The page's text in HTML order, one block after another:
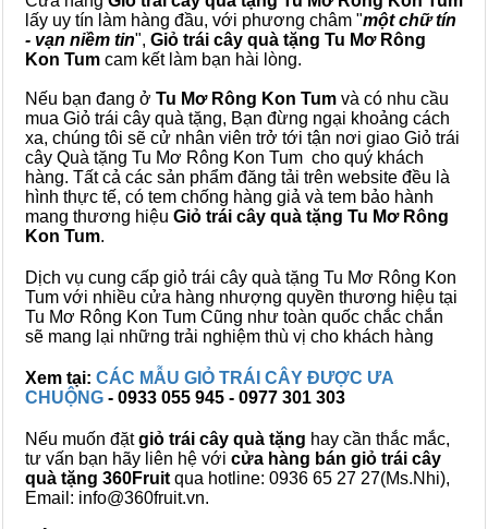
lấy uy tín làm hàng đầu, với phương châm "một chữ tín
- vạn niềm tin", Giỏ trái cây quà tặng Tu Mơ Rông
Kon Tum cam kết làm bạn hài lòng.
Nếu bạn đang ở Tu Mơ Rông Kon Tum và có nhu cầu
mua Giỏ trái cây quà tặng, Bạn đừng ngại khoảng cách
xa, chúng tôi sẽ cử nhân viên trở tới tận nơi giao Giỏ trái
cây Quà tặng Tu Mơ Rông Kon Tum cho quý khách
hàng. Tất cả các sản phẩm đăng tải trên website đều là
hình thực tế, có tem chống hàng giả và tem bảo hành
mang thương hiệu Giỏ trái cây quà tặng Tu Mơ Rông
Kon Tum.
Dịch vụ cung cấp giỏ trái cây quà tặng Tu Mơ Rông Kon
Tum với nhiều cửa hàng nhượng quyền thương hiệu tại
Tu Mơ Rông Kon Tum Cũng như toàn quốc chắc chắn
sẽ mang lại những trải nghiệm thù vị cho khách hàng
Xem tại: CÁC MẪU GIỎ TRÁI CÂY ĐƯỢC ƯA
CHUỘNG - 0933 055 945 - 0977 301 303
Nếu muốn đặtgiỏ trái cây quà tặng hay cần thắc mắc,
tư vấn bạn hãy liên hệ với cửa hàng bán giỏ trái cây
quà tặng 360Fruit qua hotline: 0936 65 27 27(Ms.Nhi),
Email: info@360fruit.vn.